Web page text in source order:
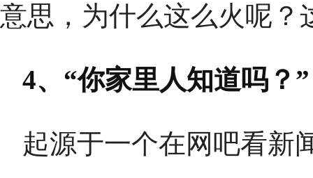
意思，为什么这么火呢？
4、“你家里人知道吗？”
起源于一个在网吧看新